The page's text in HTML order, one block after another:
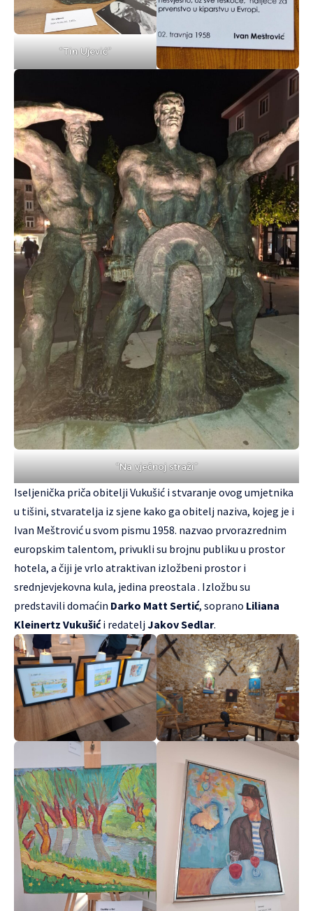
“Tin Ujević”
“Na vječnoj straži”
Iseljenička priča obitelji Vukušić i stvaranje ovog umjetnika
u tišini, stvaratelja iz sjene kako ga obitelj naziva, kojeg je i
Ivan Meštrović u svom pismu 1958. nazvao prvorazrednim
europskim talentom, privukli su brojnu publiku u prostor
hotela, a čiji je vrlo atraktivan izložbeni prostor i
srednjevjekovna kula, jedina preostala . Izložbu su
predstavili domaćin Darko Matt Sertić, soprano Liliana
Kleinertz Vukušići redateljJakov Sedlar.